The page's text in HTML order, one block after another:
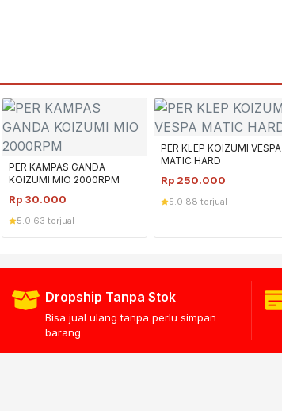
PER KAMPAS GANDA
KOIZUMI MIO 2000RPM
Rp 30.000
5.0 63 terjual
PER KLEP KOIZUMI VESPA
MATIC HARD
Rp 250.000
5.0 88 terjual
Dropship Tanpa Stok
Bisa jual ulang tanpa perlu simpan
barang